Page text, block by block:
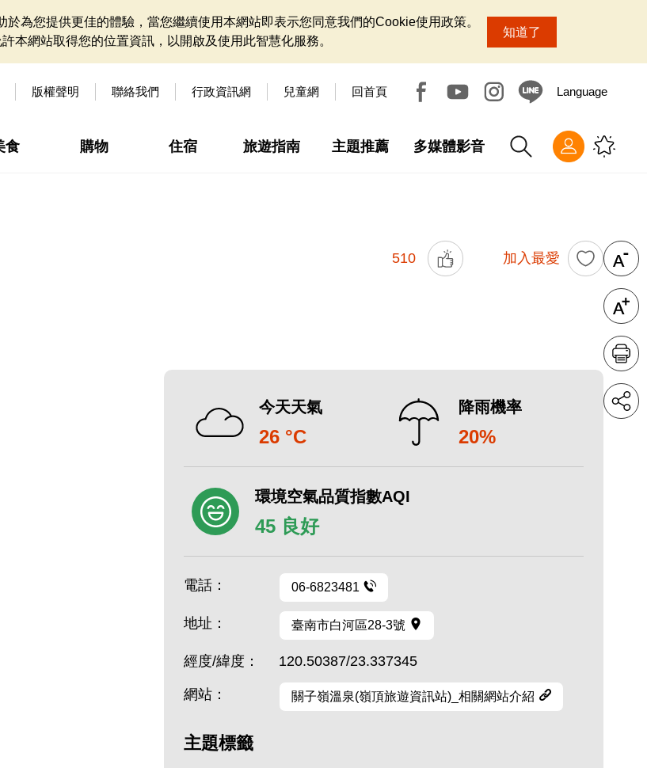
為您提供更佳的體驗，當您繼續使用本網站即表示您同意我們的Cookie使用政策。
本網站取得您的位置資訊，以開啟及使用此智慧化服務。
知道了
版權聲明 聯絡我們 行政資訊網 兒童網 回首頁 Language
食 購物 住宿 旅遊指南 主題推薦 多媒體影音
510 加入最愛
今天天氣
26 °C
降雨機率
20%
環境空氣品質指數AQI
45 良好
電話： 06-6823481
地址： 臺南市白河區28-3號
經度/緯度： 120.50387/23.337345
網站： 關子嶺溫泉(嶺頂旅遊資訊站)_相關網站介紹
主題標籤